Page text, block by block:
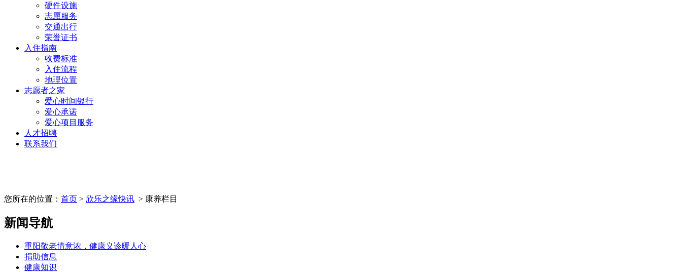
硬件设施
志愿服务
交通出行
荣誉证书
入住指南
收费标准
入住流程
地理位置
志愿者之家
爱心时间银行
爱心承诺
爱心项目服务
人才招聘
联系我们
您所在的位置： 首页 > 欣乐之缘快讯 > 康养栏目
新闻导航
重阳敬老情意浓，健康义诊暖人心
捐助信息
健康知识